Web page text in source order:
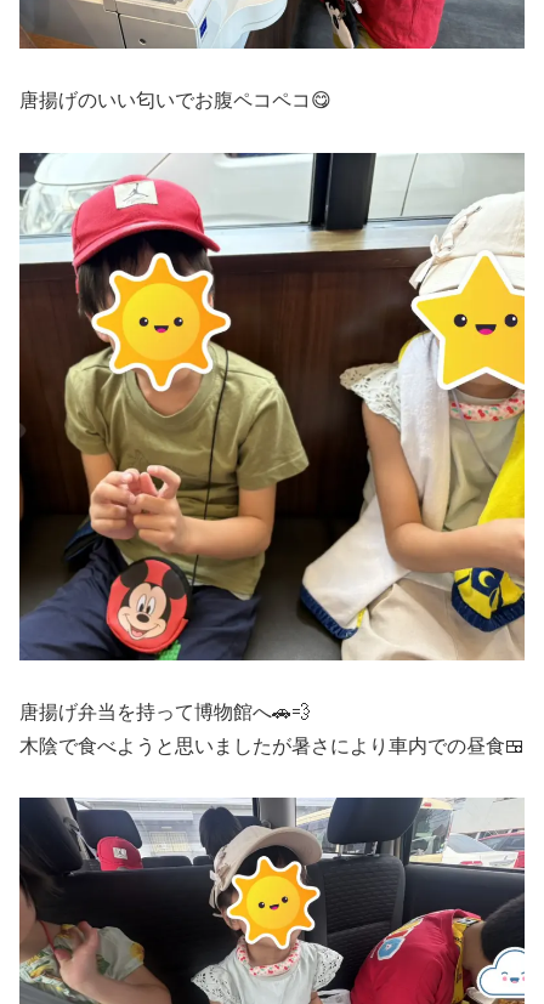
唐揚げのいい匂いでお腹ペコペコ😋
唐揚げ弁当を持って博物館へ🚗💨
木陰で食べようと思いましたが暑さにより車内での昼食🍱